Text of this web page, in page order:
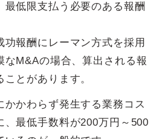
最低限支払う必要のある報酬
功報酬にレーマン方式を採用
なM&Aの場合、算出される報
とがあります。
かかわらず発生する業務コス
、最低手数料が200万円～500